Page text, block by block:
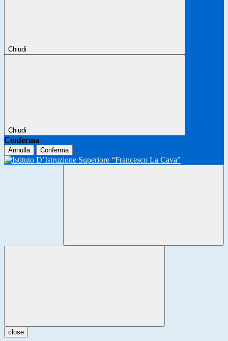
Chiudi
Chiudi
Conferma
Annulla Conferma
close